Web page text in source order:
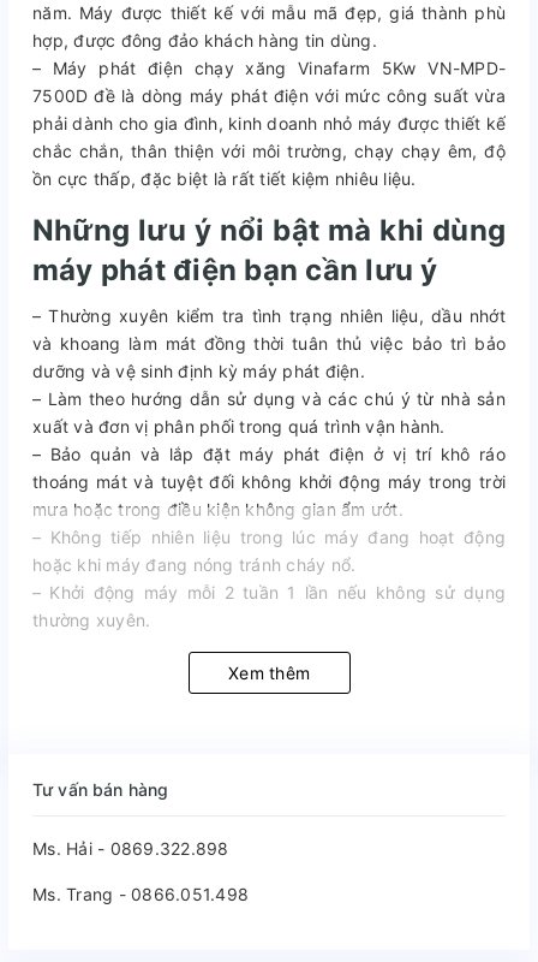
năm. Máy được thiết kế với mẫu mã đẹp, giá thành phù
hợp, được đông đảo khách hàng tin dùng.
– Máy phát điện chạy xăng Vinafarm 5Kw VN-MPD-
7500D đề là dòng máy phát điện với mức công suất vừa
phải dành cho gia đình, kinh doanh nhỏ máy được thiết kế
chắc chắn, thân thiện với môi trường, chạy chạy êm, độ
ồn cực thấp, đặc biệt là rất tiết kiệm nhiêu liệu.
Những lưu ý nổi bật mà khi dùng
máy phát điện bạn cần lưu ý
– Thường xuyên kiểm tra tình trạng nhiên liệu, dầu nhớt
và khoang làm mát đồng thời tuân thủ việc bảo trì bảo
dưỡng và vệ sinh định kỳ máy phát điện.
– Làm theo hướng dẫn sử dụng và các chú ý từ nhà sản
xuất và đơn vị phân phối trong quá trình vận hành.
– Bảo quản và lắp đặt máy phát điện ở vị trí khô ráo
thoáng mát và tuyệt đối không khởi động máy trong trời
mưa hoặc trong điều kiện không gian ẩm ướt.
– Không tiếp nhiên liệu trong lúc máy đang hoạt động
hoặc khi máy đang nóng tránh cháy nổ.
– Khởi động máy mỗi 2 tuần 1 lần nếu không sử dụng
thường xuyên.
Xem thêm
Tư vấn bán hàng
Ms. Hải - 0869.322.898
Ms. Trang - 0866.051.498